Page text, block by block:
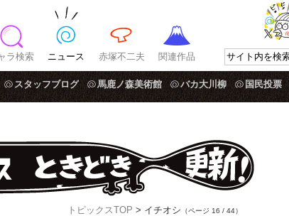
ラ検索 ニュース 赤塚不二夫 関連作品
スタッフブログ 馬鹿ノ森美術館 バカ大川柳 国民投票
トピックスTOP > イチオシ （ページ 16 / 44）